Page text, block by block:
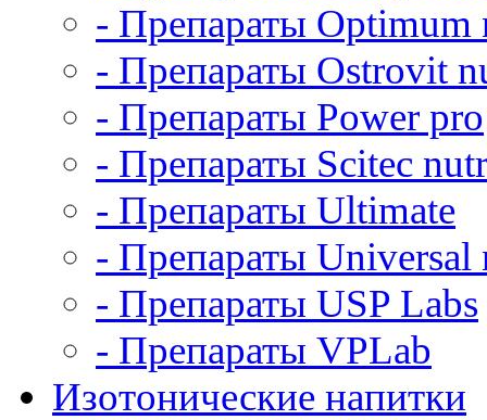
- Препараты Optimum
- Препараты Ostrovit
- Препараты Power pro
- Препараты Scitec
- Препараты Ultimate
- Препараты
- Препараты USP Labs
- Препараты VPLab
Изотонические напитки